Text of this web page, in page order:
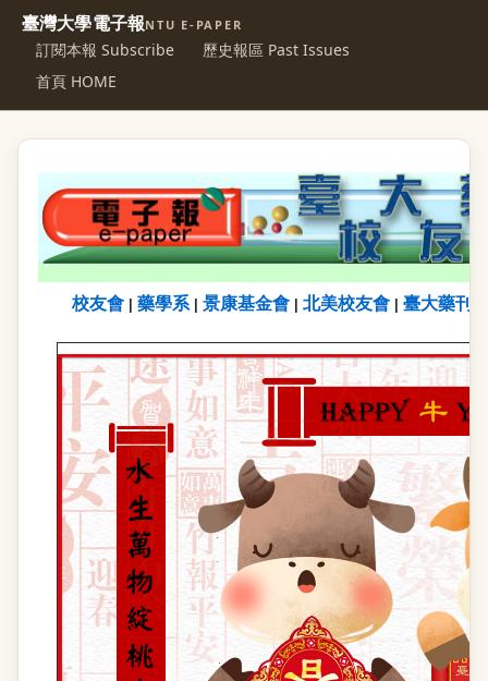
臺灣大學電子報NTU E-PAPER
訂閱本報 Subscribe
歷史報區 Past Issues
首頁 HOME
校友會 藥學系| 景康基金會 北美校友會 臺大藥刊